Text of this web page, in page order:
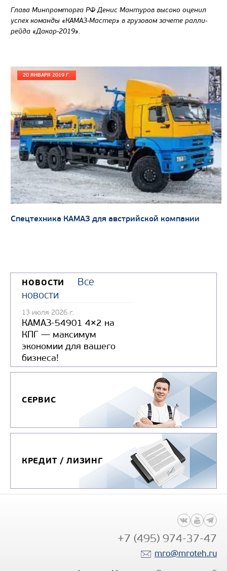
Глава Минпромторга РФ Денис Мантуров высоко оценил
успех команды «КАМАЗ-Мастер» в грузовом зачете ралли-
рейда «Дакар-2019».
20 ЯНВАРЯ 2019 Г.
Спецтехника КАМАЗ для австрийской компании
НОВОСТИ
Все
новости
13 июля 2026 г.
КАМАЗ-54901 4×2 на
КПГ — максимум
экономии для вашего
бизнеса!
СЕРВИС
КРЕДИТ / ЛИЗИНГ
+7 (495) 974-37-47
mro@mroteh.ru